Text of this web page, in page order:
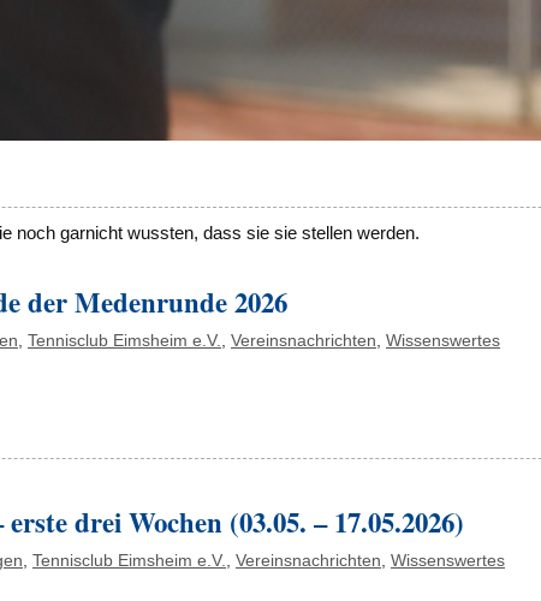
noch garnicht wussten, dass sie sie stellen werden.
der Medenrunde 2026
Tennisclub Eimsheim e.V. Vereinsnachrichten Wissenswertes
drei Wochen (03.05. – 17.05.2026)
Tennisclub Eimsheim e.V. Vereinsnachrichten Wissenswertes